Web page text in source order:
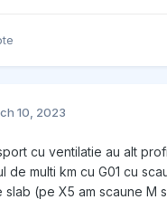
10, 2023
cu ventilatie au alt
de multi km cu G01 cu
slab (pe X5 am scaune M